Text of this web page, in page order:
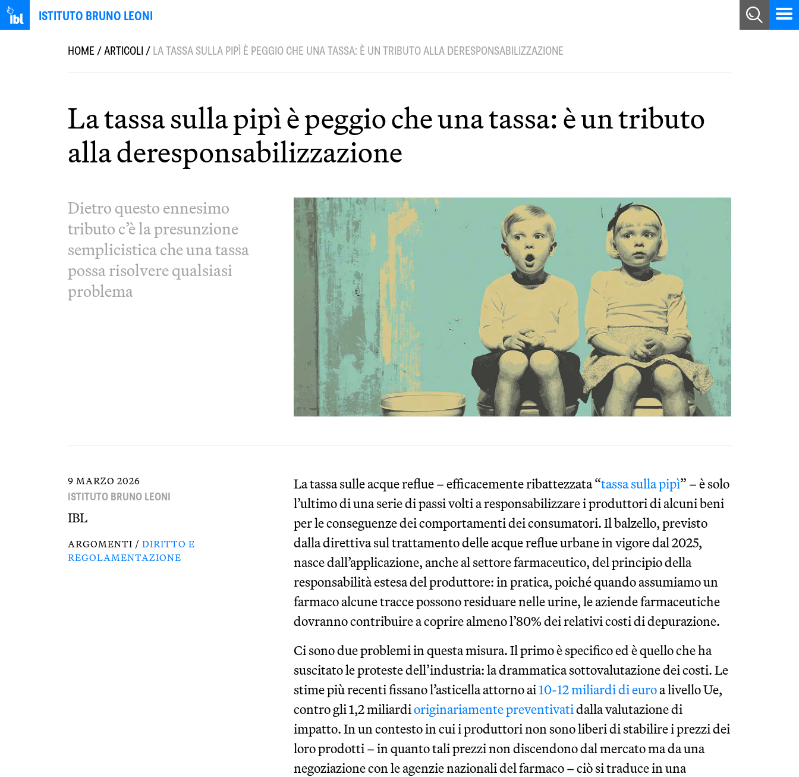
ISTITUTO BRUNO LEONI
HOME/ARTICOLI/LA TASSA SULLA PIPÌ È PEGGIO CHE UNA TASSA: È UN TRIBUTO ALLA DERESPONSABILIZZAZIONE
La tassa sulla pipì è peggio che una tassa: è un tributo
alla deresponsabilizzazione
Dietro questo ennesimo
tributo c’è la presunzione
semplicistica che una tassa
possa risolvere qualsiasi
problema
9 MARZO 2026
ISTITUTO BRUNO LEONI
IBL
ARGOMENTI / DIRITTO E
REGOLAMENTAZIONE
La tassa sulle acque reflue – efficacemente ribattezzata “tassa sulla pipì” – è solo
l’ultimo di una serie di passi volti a responsabilizzare i produttori di alcuni beni
per le conseguenze dei comportamenti dei consumatori. Il balzello, previsto
dalla direttiva sul trattamento delle acque reflue urbane in vigore dal 2025,
nasce dall’applicazione, anche al settore farmaceutico, del principio della
responsabilità estesa del produttore: in pratica, poiché quando assumiamo un
farmaco alcune tracce possono residuare nelle urine, le aziende farmaceutiche
dovranno contribuire a coprire almeno l’80% dei relativi costi di depurazione.
Ci sono due problemi in questa misura. Il primo è specifico ed è quello che ha
suscitato le proteste dell’industria: la drammatica sottovalutazione dei costi. Le
stime più recenti fissano l’asticella attorno ai10-12 miliardi di euroa livello Ue,
contro gli 1,2 miliardioriginariamente preventivatidalla valutazione di
impatto. In un contesto in cui i produttori non sono liberi di stabilire i prezzi dei
loro prodotti – in quanto tali prezzi non discendono dal mercato ma da una
negoziazione con le agenzie nazionali del farmaco – ciò si traduce in una